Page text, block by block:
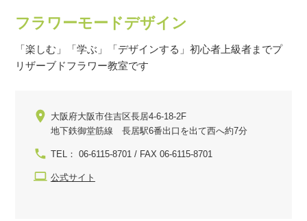
フラワーモードデザイン
「楽しむ」「学ぶ」「デザインする」初心者上級者までプ
リザーブドフラワー教室です
大阪府大阪市住吉区長居4-6-18-2F
地下鉄御堂筋線 長居駅6番出口を出て西へ約7分
TEL： 06-6115-8701 / FAX 06-6115-8701
公式サイト